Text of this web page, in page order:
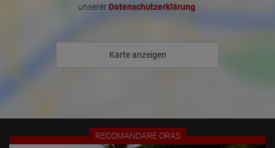
- Închirieri disponibile pentru o zi, tarife orare disponibile și la cerere -
Toate facilitățile comerciale, cum ar fi Marktkauf, salon de
înfrumusețare, Aldi, Lidl, Netto, salon de bronzat, sală de fitness,
unserer Datenschutzerklärung
Karte anzeigen
RECOMANDARE ORAȘ